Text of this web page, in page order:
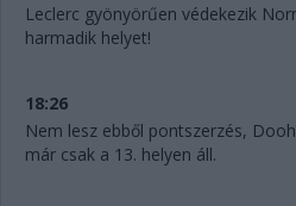
Leclerc gyönyörűen védekezik
harmadik helyet!
18:26
Nem lesz ebből pontszerzés,
már csak a 13. helyen áll.